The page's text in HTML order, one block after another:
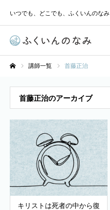
いつでも、どこでも、ふくいんのなみ
講師一覧 首藤正治
首藤正治のアーカイブ
キリストは死者の中から復